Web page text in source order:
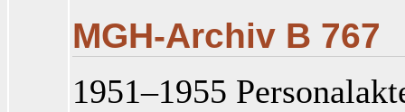
MGH-Archiv B 767
1951–1955